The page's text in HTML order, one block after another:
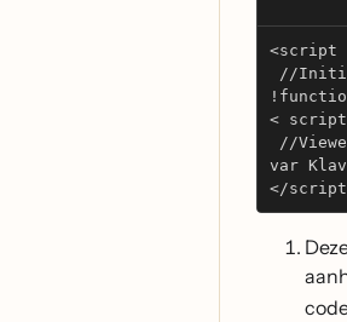
<script
//
<
//
var
</